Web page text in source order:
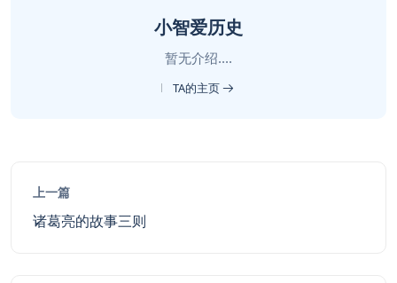
小智爱历史
暂无介绍....
TA的主页
上一篇
诸葛亮的故事三则